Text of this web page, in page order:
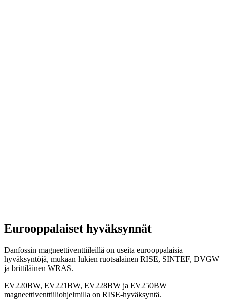
Eurooppalaiset hyväksynnät
Danfossin magneettiventtiileillä on useita eurooppalaisia
hyväksyntöjä, mukaan lukien ruotsalainen RISE, SINTEF, DVGW
ja brittiläinen WRAS.
EV220BW, EV221BW, EV228BW ja EV250BW
magneettiventtiiliohjelmilla on RISE-hyväksyntä.